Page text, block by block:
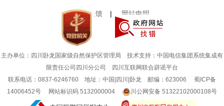
意见反馈 | 网站申明
主办单位：四川卧龙国家级自然保护区管理局 技术支持：中国电信集团系统集成有
限责任公司四川分公司
四川互联网联合辟谣平台
联系电话：0837-6246760 地址：中国|四川|卧龙 邮编：623006 蜀ICP备
14006452号 网站标识码 5132000004 川公网安备 51322102000108号